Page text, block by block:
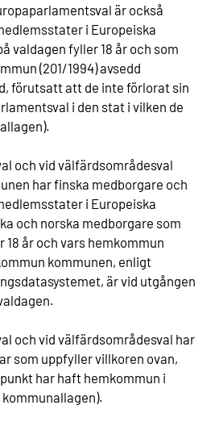
är också
i Europeiska
valdagen fyller 18 år och som
(201/1994) avsedd
förutsatt att de inte förlorat sin
i den stat i vilken de
och vid välfärdsområdesval
har finska medborgare och
i Europeiska
och norska medborgare som
år och vars hemkommun
kommunen, enligt
är vid utgången
och vid välfärdsområdesval har
som uppfyller villkoren ovan,
har haft hemkommun i
kommunallagen).